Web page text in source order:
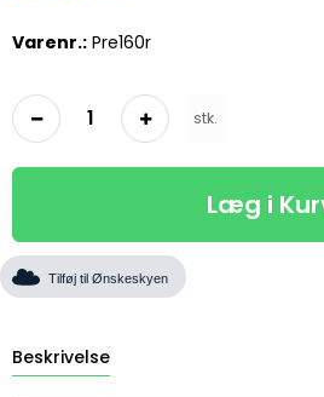
Varenr.: Pre160r
stk.
Læg i
Tilføj til Ønskeskyen
Beskrivelse